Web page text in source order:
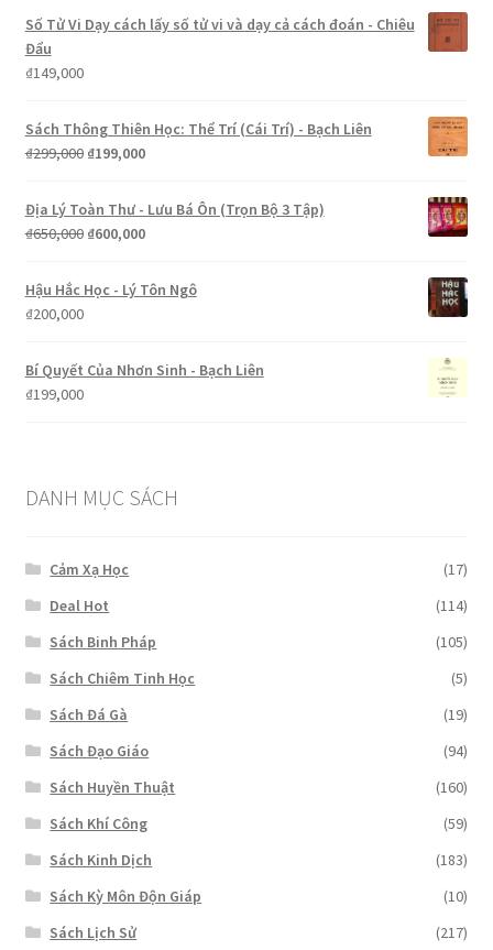
Số Tử Vi Dạy cách lấy số tử vi và dạy cả cách đoán - Chiêu
Đẩu
₫149,000
Sách Thông Thiên Học: Thể Trí (Cái Trí) - Bạch Liên
₫299,000 Giá
là:
₫299,000.
₫199,000Giá
tại
là:
Địa Lý Toàn Thư - Lưu Bá Ôn (Trọn Bộ 3 Tập)
₫650,000 Giá
là:
₫650,000.
₫600,000Giá
tại
Hậu Hắc Học - Lý Tôn Ngô
₫200,000
Bí Quyết Của Nhơn Sinh - Bạch Liên
₫199,000
DANH MỤC SÁCH
Cảm Xạ Học
(17)
Deal Hot
(114)
Sách Binh Pháp
(105)
Sách Chiêm Tinh Học
(5)
Sách Đá Gà
(19)
Sách Đạo Giáo
(94)
Sách Huyền Thuật
(160)
Sách Khí Công
(59)
Sách Kinh Dịch
(183)
Sách Kỳ Môn Độn Giáp
(10)
Sách Lịch Sử
(217)